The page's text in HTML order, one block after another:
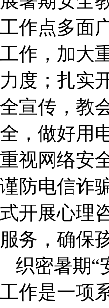
工作点多面
工作，加大
力度；扎实
全宣传，教
全，做好用
重视网络安
谨防电信诈
式开展心理
服务，确保
织密暑期“
工作是一项